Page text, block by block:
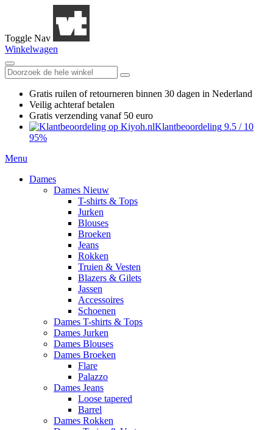
Toggle Nav
Winkelwagen
Gratis ruilen of retourneren binnen 30 dagen in Nederland
Veilig achteraf betalen
Gratis verzending vanaf 50 euro
Klantbeoordeling 9.5 / 10
95%
Menu
Dames
Dames Nieuw
T-shirts & Tops
Jurken
Blouses
Broeken
Jeans
Rokken
Truien & Vesten
Blazers & Gilets
Jassen
Accessoires
Schoenen
Dames T-shirts & Tops
Dames Jurken
Dames Blouses
Dames Broeken
Flare
Palazzo
Dames Jeans
Loose tapered
Barrel
Dames Rokken